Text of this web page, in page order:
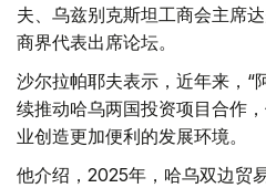
夫、乌兹别克斯坦工商会主席
商界代表出席论坛。
沙尔拉帕耶夫表示，近年来，“
续推动哈乌两国投资项目合作
业创造更加便利的发展环境。
他介绍，2025年，哈乌双边贸